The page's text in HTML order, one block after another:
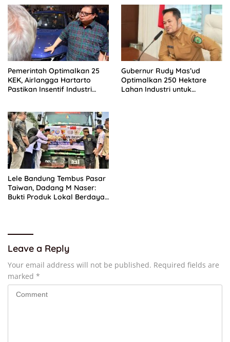
Pemerintah Optimalkan 25
KEK, Airlangga Hartarto
Pastikan Insentif Industri
Gubernur Rudy Mas’ud
Optimalkan 250 Hektare
Lahan Industri untuk
Lele Bandung Tembus Pasar
Taiwan, Dadang M Naser:
Bukti Produk Lokal Berdaya
Leave a Reply
Your email address will not be published. Required fields are
marked *